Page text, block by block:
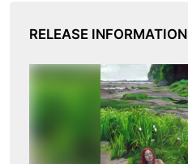
RELEASE INFORMATION